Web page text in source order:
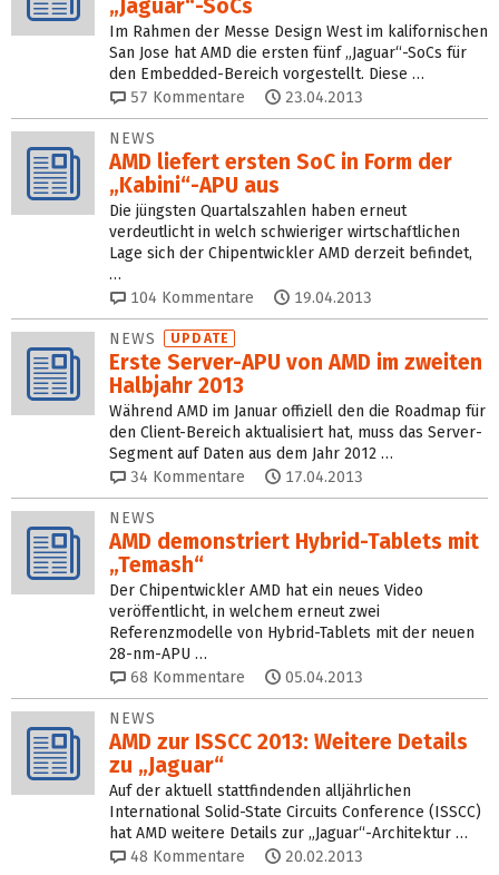
„Jaguar“-SoCs
Im Rahmen der Messe Design West im kalifornischen
San Jose hat AMD die ersten fünf „Jaguar“-SoCs für
den Embedded-Bereich vorgestellt. Diese …
57 Kommentare 23.04.2013
NEWS
AMD liefert ersten SoC in Form der
„Kabini“-APU aus
Die jüngsten Quartalszahlen haben erneut
verdeutlicht in welch schwieriger wirtschaftlichen
Lage sich der Chipentwickler AMD derzeit befindet,
…
104 Kommentare 19.04.2013
NEWS UPDATE
Erste Server-APU von AMD im zweiten
Halbjahr 2013
Während AMD im Januar offiziell den die Roadmap für
den Client-Bereich aktualisiert hat, muss das Server-
Segment auf Daten aus dem Jahr 2012 …
34 Kommentare 17.04.2013
NEWS
AMD demonstriert Hybrid-Tablets mit
„Temash“
Der Chipentwickler AMD hat ein neues Video
veröffentlicht, in welchem erneut zwei
Referenzmodelle von Hybrid-Tablets mit der neuen
28-nm-APU …
68 Kommentare 05.04.2013
NEWS
AMD zur ISSCC 2013: Weitere Details
zu „Jaguar“
Auf der aktuell stattfindenden alljährlichen
International Solid-State Circuits Conference (ISSCC)
hat AMD weitere Details zur „Jaguar“-Architektur …
48 Kommentare 20.02.2013